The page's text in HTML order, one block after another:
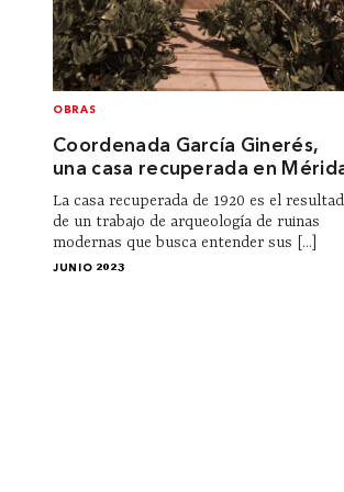
OBRAS
Coordenada García Ginerés,
una casa recuperada en
La casa recuperada de 1920 es el
de un trabajo de arqueología de ruinas
modernas que busca entender sus [...]
JUNIO 2023